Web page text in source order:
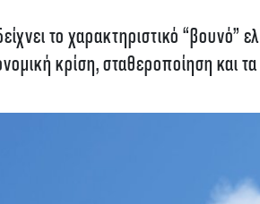
το χαρακτηριστικό
κρίση, σταθεροποίηση και